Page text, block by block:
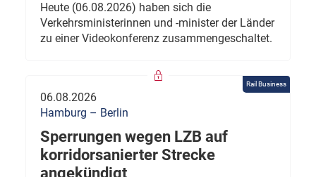
Heute (06.08.2026) haben sich die
Verkehrsministerinnen und -minister der Länder
zu einer Videokonferenz zusammengeschaltet.
Rail Business
06.08.2026
Hamburg – Berlin
Sperrungen wegen LZB auf
korridorsanierter Strecke
angekündigt